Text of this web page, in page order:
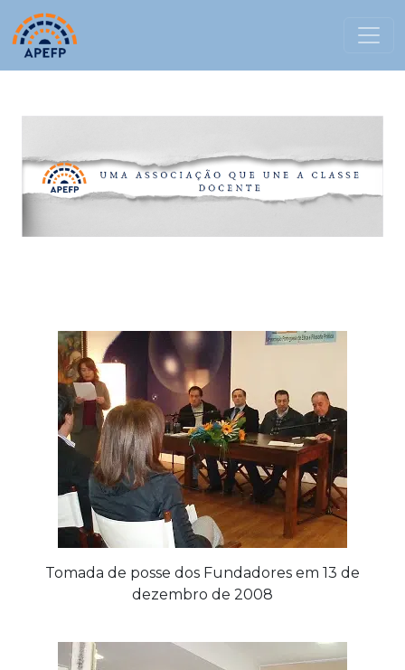
Tomada de posse dos Fundadores em 13 de
dezembro de 2008